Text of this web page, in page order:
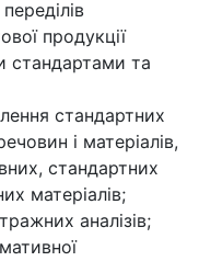
продукції
стандартами та
стандартних
і матеріалів,
стандартних
матеріалів;
аналізів;